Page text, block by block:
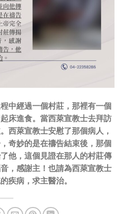
中經過一個村莊，那裡有一個
床進食。當西萊宣教士去拜訪
西萊宣教士安慰了那個病人，
奇妙的是在禱告結束後，那個
他，這個見證在那人的村莊傳
，感謝主！也請為西萊宣教士
疾病，求主醫治。